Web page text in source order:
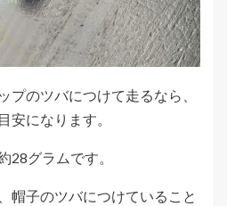
プのツバにつけて走るなら、
安になります。
28グラムです。
帽子のツバにつけていること